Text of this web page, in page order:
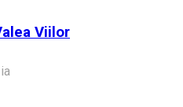
Viilor